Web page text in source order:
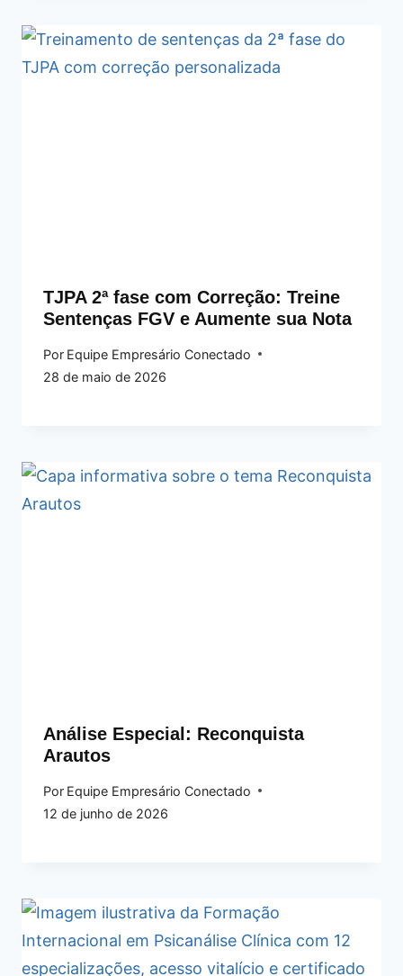
TJPA 2ª fase com Correção: Treine
Sentenças FGV e Aumente sua Nota
Por Equipe Empresário Conectado
28 de maio de 2026
Análise Especial: Reconquista
Arautos
Por Equipe Empresário Conectado
12 de junho de 2026